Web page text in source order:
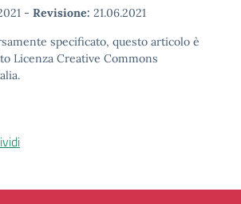
- Revisione: 21.06.2021
specificato, questo articolo è
Licenza Creative Commons